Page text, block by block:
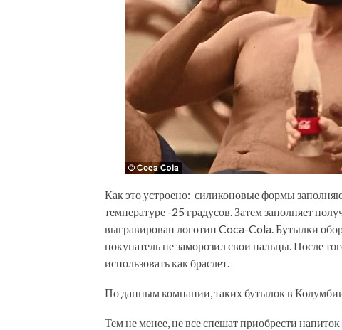
Как это устроено: силиконовые формы
температуре -25 градусов. Затем заполняет
выгравирован логотип Coca-Cola. Бутылки
покупатель не заморозил свои пальцы. После
использовать как браслет.
По данным компании, таких бутылок в
Тем не менее, не все спешат приобрести напиток